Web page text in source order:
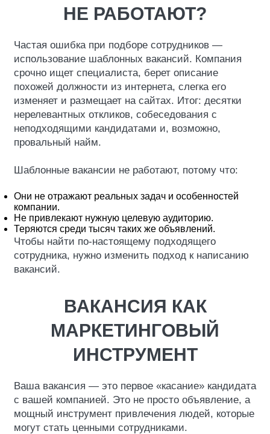
НЕ РАБОТАЮТ?
Частая ошибка при подборе сотрудников —
использование шаблонных вакансий. Компания
срочно ищет специалиста, берет описание
похожей должности из интернета, слегка его
изменяет и размещает на сайтах. Итог: десятки
нерелевантных откликов, собеседования с
неподходящими кандидатами и, возможно,
провальный найм.
Шаблонные вакансии не работают, потому что:
Они не отражают реальных задач и особенностей
компании.
Не привлекают нужную целевую аудиторию.
Теряются среди тысяч таких же объявлений.
Чтобы найти по-настоящему подходящего
сотрудника, нужно изменить подход к написанию
вакансий.
ВАКАНСИЯ КАК
МАРКЕТИНГОВЫЙ
ИНСТРУМЕНТ
Ваша вакансия — это первое «касание» кандидата
с вашей компанией. Это не просто объявление, а
мощный инструмент привлечения людей, которые
могут стать ценными сотрудниками.